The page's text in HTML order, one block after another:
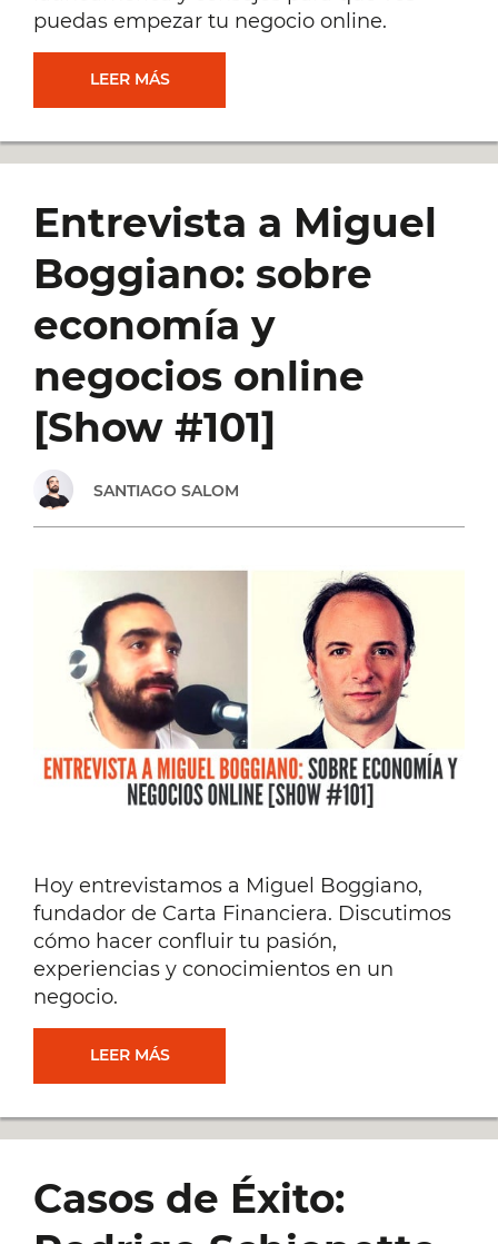
puedas empezar tu negocio online.
LEER MÁSTRABAJAR
DIGITAL
FEDERICO
Entrevista a Miguel
Boggiano: sobre
economía y
negocios online
[Show #101]
SANTIAGO SALOM
Hoy entrevistamos a Miguel Boggiano,
fundador de Carta Financiera. Discutimos
cómo hacer confluir tu pasión,
experiencias y conocimientos en un
negocio.
LEER MÁSENTREVISTA
BOGGIANO:
Casos de Éxito: